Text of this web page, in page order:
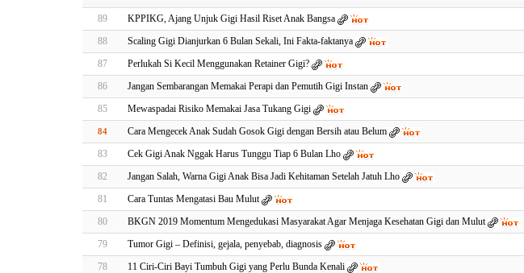
89 KPPIKG, Ajang Unjuk Gigi Hasil Riset Anak Bangsa
88 Scaling Gigi Dianjurkan 6 Bulan Sekali, Ini Fakta-faktanya
87 Perlukah Si Kecil Menggunakan Retainer Gigi?
86 Jangan Sembarangan Memakai Perapi dan Pemutih Gigi Instan
85 Mewaspadai Risiko Memakai Jasa Tukang Gigi
84 Cara Mengecek Anak Sudah Gosok Gigi dengan Bersih atau Belum
83 Cek Gigi Anak Nggak Harus Tunggu Tiap 6 Bulan Lho
82 Jangan Salah, Warna Gigi Anak Bisa Jadi Kehitaman Setelah Jatuh Lho
81 Cara Tuntas Mengatasi Bau Mulut
80 BKGN 2019 Momentum Mengedukasi Masyarakat Agar Menjaga Kesehatan Gigi dan Mulut
79 Tumor Gigi – Definisi, gejala, penyebab, diagnosis
78 11 Ciri-Ciri Bayi Tumbuh Gigi yang Perlu Bunda Kenali